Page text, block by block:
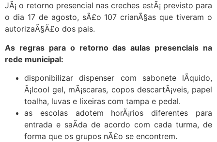
JÃ¡ o retorno presencial nas creches estÃ¡ previsto para
o dia 17 de agosto, sÃ£o 107 crianÃ§as que tiveram o
autorizaÃ§Ã£o dos pais.
As regras para o retorno das aulas presenciais na
rede municipal:
disponibilizar dispenser com sabonete lÃ­quido,
Ã¡lcool gel, mÃ¡scaras, copos descartÃ¡veis, papel
toalha, luvas e lixeiras com tampa e pedal.
as escolas adotem horÃ¡rios diferentes para
entrada e saÃ­da de acordo com cada turma, de
forma que os grupos nÃ£o se encontrem.